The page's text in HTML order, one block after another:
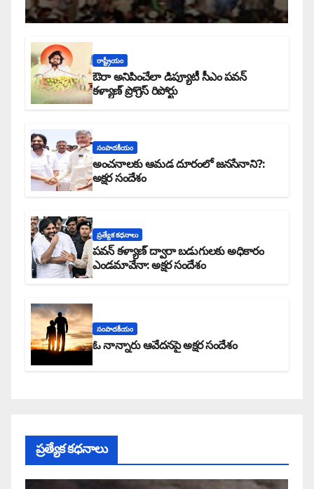
రాష్ట్రీయం
ఔరా అనిపించేలా డిప్యూటీ సీఎం పవన్
కళ్యాణ్ ప్రోగ్రెస్ రిపోర్టు
సంపాదకీయం
అంచనాలకు ఆమడ దూరంలో జనసేనాని?:
అక్షర సందేశం
ప్రత్యేక కధనాలు
పవన్ కళ్యాణ్ ద్వారా బడుగులకు అధికారం
ఎండమావేనా: అక్షర సందేశం
సంపాదకీయం
ఓ నాన్నారు ఆవేదనపై అక్షర సందేశం
ప్రత్యేక కధనాలు